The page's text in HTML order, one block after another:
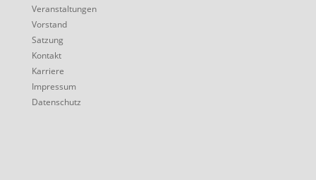
Veranstaltungen
Vorstand
Satzung
Kontakt
Karriere
Impressum
Datenschutz